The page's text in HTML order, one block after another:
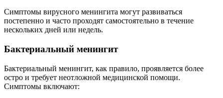
Симптомы вирусного менингита могут развиваться
постепенно и часто проходят самостоятельно в течение
нескольких дней или недель.
Бактериальный менингит
Бактериальный менингит, как правило, проявляется более
остро и требует неотложной медицинской помощи.
Симптомы включают: